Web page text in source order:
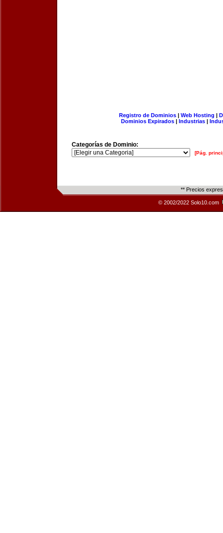
Registro de Dominios| Web Hosting |
Dominios Expirados | Industrias |
Categorías de Dominio:
[Pág.
** Precios
© 2002/2022 Solo10.com